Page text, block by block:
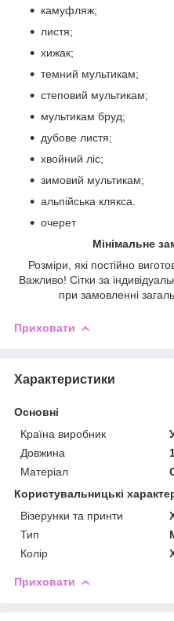
камуфляж;
листя;
хижак;
темний мультикам;
степовий мультикам;
мультикам бруд;
дубове листя;
хвойний ліс;
зимовий мультикам;
альпійська клякса.
очерет
Мінімальне
Розміри, які постійно
Важливо! Сітки за
при замовленні
Приховати
Характеристики
Основні
Країна виробник
Довжина
Матеріал
Користувальницькі
Візерунки та принти
Тип
Колір
Приховати